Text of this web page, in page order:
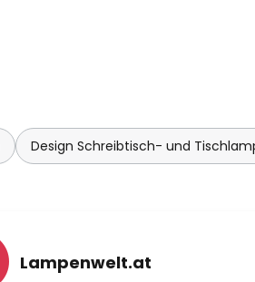
Design Schreibtisch- und
Lampenwelt.at